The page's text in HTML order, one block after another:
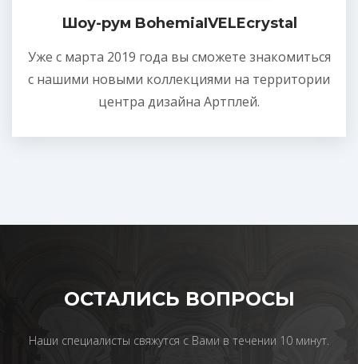
Шоу-рум BohemiaIVELEcrystal
Уже с марта 2019 года вы сможете знакомиться
с нашими новыми коллекциями на территории
центра дизайна Артплей.
ОСТАЛИСЬ ВОПРОСЫ
Наши специалисты свяжутся с Вами в течении 10 минут.